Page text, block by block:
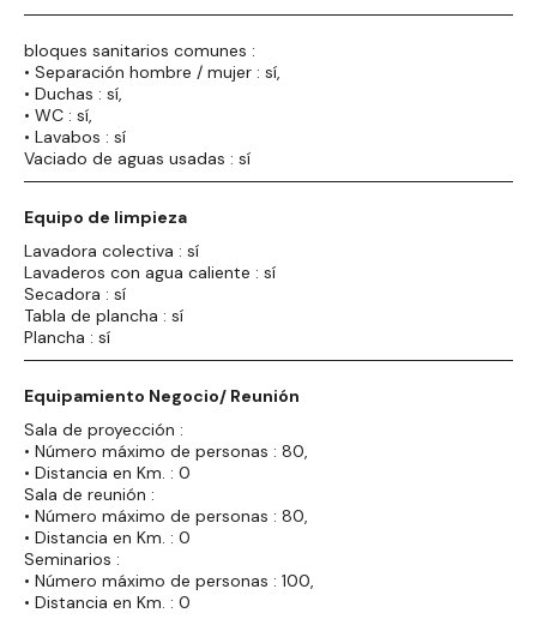
bloques sanitarios comunes :
• Separación hombre / mujer : sí,
• Duchas : sí,
• WC : sí,
• Lavabos : sí
Vaciado de aguas usadas : sí
Equipo de limpieza
Lavadora colectiva : sí
Lavaderos con agua caliente : sí
Secadora : sí
Tabla de plancha : sí
Plancha : sí
Equipamiento Negocio/ Reunión
Sala de proyección :
• Número máximo de personas : 80,
• Distancia en Km. : 0
Sala de reunión :
• Número máximo de personas : 80,
• Distancia en Km. : 0
Seminarios :
• Número máximo de personas : 100,
• Distancia en Km. : 0